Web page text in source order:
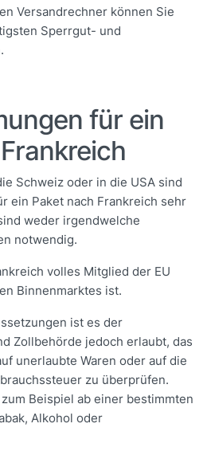
Versandrechner können Sie
Sperrgut- und
für ein
Schweiz oder in die USA sind
ein Paket nach Frankreich sehr
weder irgendwelche
notwendig.
volles Mitglied der EU
Binnenmarktes ist.
ist es der
Zollbehörde jedoch erlaubt, das
unerlaubte Waren oder auf die
zu überprüfen.
Beispiel ab einer bestimmten
Alkohol oder